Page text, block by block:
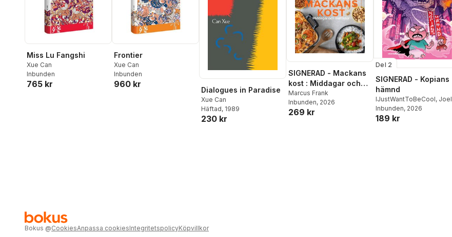
Miss Lu Fangshi
Xue Can
Inbunden
765 kr
Frontier
Xue Can
Inbunden
960 kr
Dialogues in Paradise
Xue Can
Häftad, 1989
230 kr
SIGNERAD - Mackans
kost : Middagar och
matlådor
Marcus Frank
Inbunden, 2026
269 kr
Del 2
SIGNERAD - Kopians
hämnd
IJustWantToBeCool, Joel
Adolphson,Emil Ejdemo
Beer ,Victor Beer
Inbunden, 2026
189 kr
Bokus @CookiesAnpassa cookiesIntegritetspolicyKöpvillkor